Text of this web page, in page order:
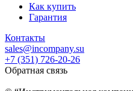
Как купить
Гарантия
Контакты
sales@incompany.su
+7 (351) 726-20-26
Обратная связь